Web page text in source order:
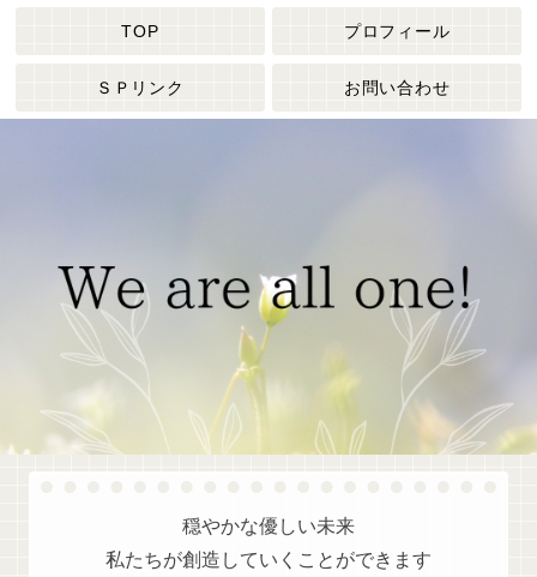
TOP プロフィール
ＳＰリンク お問い合わせ
穏やかな優しい未来
私たちが創造していくことができます